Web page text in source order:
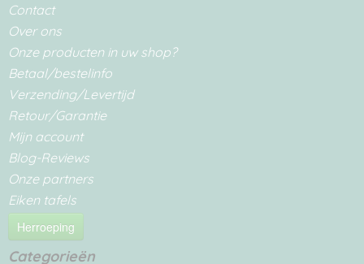
Contact
Over ons
Onze producten in uw shop?
Betaal/bestelinfo
Verzending/Levertijd
Retour/Garantie
Mijn account
Blog-Reviews
Onze partners
Eiken tafels
Herroeping
Categorieën